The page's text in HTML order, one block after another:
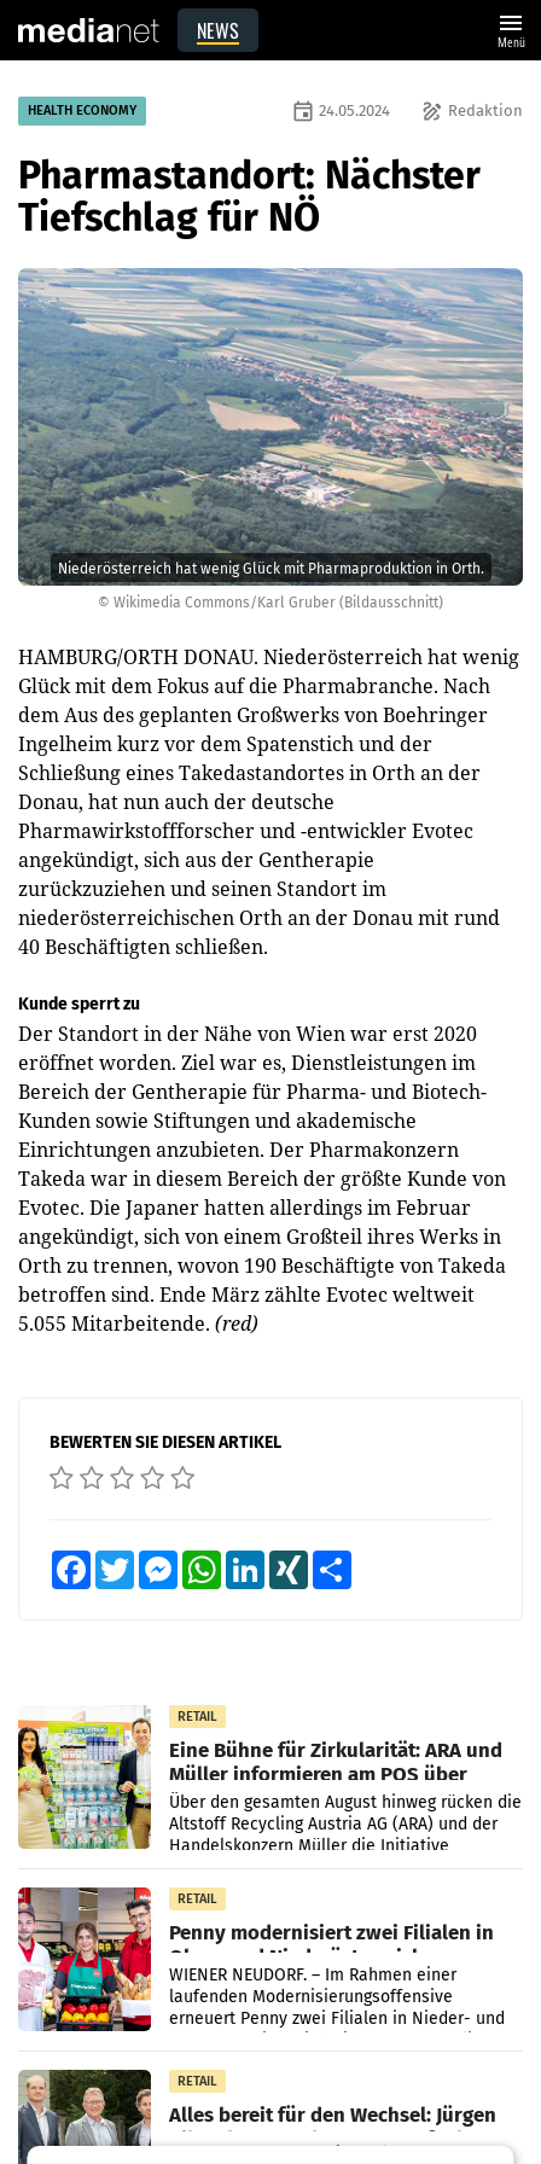
NEWS menu
Menü
© Wikimedia Commons/Karl Gruber (Bildausschnitt)
Niederösterreich hat wenig Glück mit Pharmaproduktion in Orth.
HEALTH ECONOMY draw Redaktion
event 24.05.2024
Pharmastandort: Nächster
Tiefschlag für NÖ
HAMBURG/ORTH DONAU. Niederösterreich hat wenig
Glück mit dem Fokus auf die Pharmabranche. Nach
dem Aus des geplanten Großwerks von Boehringer
Ingelheim kurz vor dem Spatenstich und der
Schließung eines Takedastandortes in Orth an der
Donau, hat nun auch der deutsche
Pharmawirkstoffforscher und -entwickler Evotec
angekündigt, sich aus der Gentherapie
zurückzuziehen und seinen Standort im
niederösterreichischen Orth an der Donau mit rund
40 Beschäftigten schließen.
Kunde sperrt zu
Der Standort in der Nähe von Wien war erst 2020
eröffnet worden. Ziel war es, Dienstleistungen im
Bereich der Gentherapie für Pharma- und Biotech-
Kunden sowie Stiftungen und akademische
Einrichtungen anzubieten. Der Pharmakonzern
Takeda war in diesem Bereich der größte Kunde von
Evotec. Die Japaner hatten allerdings im Februar
angekündigt, sich von einem Großteil ihres Werks in
Orth zu trennen, wovon 190 Beschäftigte von Takeda
betroffen sind. Ende März zählte Evotec weltweit
5.055 Mitarbeitende. (red)
BEWERTEN SIE DIESEN ARTIKEL
FacebookTwitter MessengerWhatsAppLinkedInXING
RETAIL
Eine Bühne für Zirkularität: ARA und
Müller informieren am POS über
Kreislauffähigkeit
Über den gesamten August hinweg rücken die
Altstoff Recycling Austria AG (ARA) und der
Handelskonzern Müller die Initiative
„Kreislauf-Helden“ in allen österreichischen
Müller-Filialen
RETAIL
Penny modernisiert zwei Filialen in
Ober- und Niederösterreich
WIENER NEUDORF. – Im Rahmen einer
laufenden Modernisierungsoffensive
erneuert Penny zwei Filialen in Nieder- und
RETAIL
Alles bereit für den Wechsel: Jürgen
Albrecht setzt ab 1.1.2027 auf Adeg